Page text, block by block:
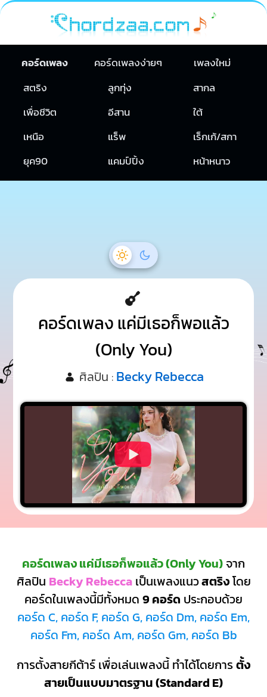
คอร์ดเพลง คอร์ดเพลงง่ายๆ
เพลงใหม่
สตริง
ลูกทุ่ง
สากล
เพื่อชีวิต
อีสาน
ใต้
เหนือ
แร็พ
เร็กเก้/สกา
ยุค90
แคมป์ปิ้ง หน้าหนาว
คอร์ดเพลง แค่มีเธอก็พอแล้ว
(Only You)
ศิลปิน : Becky Rebecca
คอร์ดเพลง แค่มีเธอก็พอแล้ว (Only You) จาก
ศิลปิน Becky Rebeccaเป็นเพลงแนวสตริงโดย
คอร์ดในเพลงนี้มีทั้งหมด 9 คอร์ด ประกอบด้วย
คอร์ด C, คอร์ด F, คอร์ด G, คอร์ด Dm, คอร์ด Em,
คอร์ด Fm, คอร์ด Am, คอร์ด Gm, คอร์ด Bb
การตั้งสายกีต้าร์ เพื่อเล่นเพลงนี้ ทำได้โดยการตั้ง
สายเป็นแบบมาตรฐาน (Standard E)